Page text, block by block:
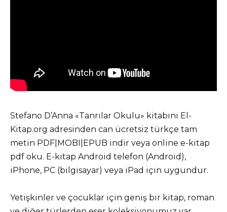
Stefano D’Anna «Tanrılar Okulu» kitabını El-
Kitap.org adresinden can ücretsiz türkçe tam
metin PDF|MOBI|EPUB indir veya online e-kitap
pdf oku. E-kitap Android telefon (Android),
iPhone, PC (bilgisayar) veya iPad için uygundur.
Yetişkinler ve çocuklar için geniş bir kitap, roman